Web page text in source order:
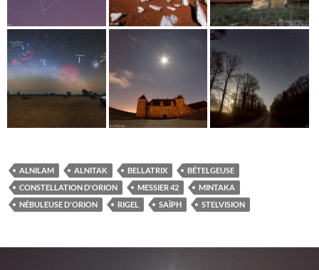
ALNILAM ALNITAK BELLATRIX
BÉTELGEUSE
CONSTELLATION D'ORION
MESSIER 42
MINTAKA
NÉBULEUSE D'ORION
RIGEL SAÏPH STELVISION